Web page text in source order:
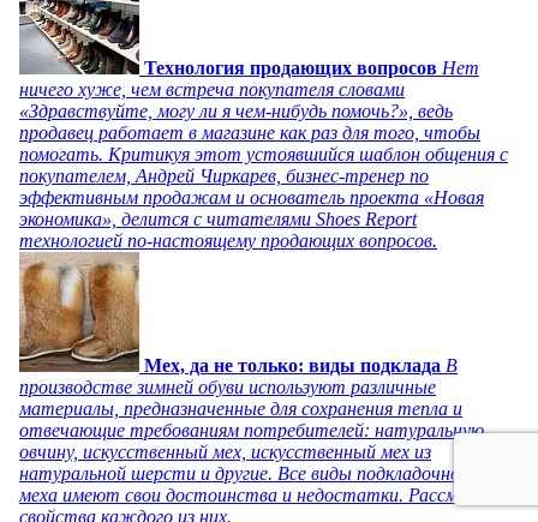
Технология продающих вопросов Нет
ничего хуже, чем встреча покупателя словами
«Здравствуйте, могу ли я чем-нибудь помочь?», ведь
продавец работает в магазине как раз для того, чтобы
помогать. Критикуя этот устоявшийся шаблон общения с
покупателем, Андрей Чиркарев, бизнес-тренер по
эффективным продажам и основатель проекта «Новая
экономика», делится с читателями Shoes Report
технологией по-настоящему продающих вопросов.
Мех, да не только: виды подклада В
производстве зимней обуви используют различные
материалы, предназначенные для сохранения тепла и
отвечающие требованиям потребителей: натуральную
овчину, искусственный мех, искусственный мех из
натуральной шерсти и другие. Все виды подкладочного
меха имеют свои достоинства и недостатки. Рассмотрим
свойства каждого из них.